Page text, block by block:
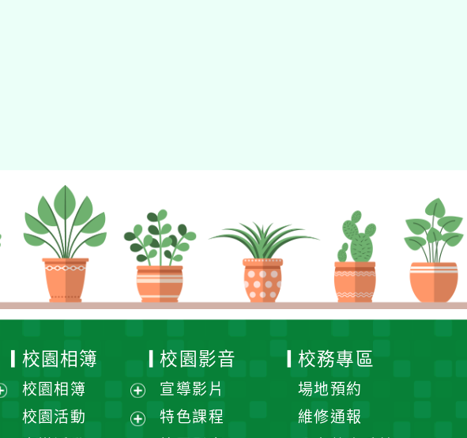
校園相簿
校園相簿
展
開
校園活動
校園影音
宣導影片
特色課程
校務專區
場地預約
維修通報